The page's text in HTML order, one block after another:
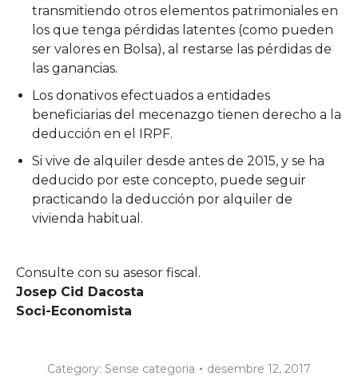
transmitiendo otros elementos patrimoniales en
los que tenga pérdidas latentes (como pueden
ser valores en Bolsa), al restarse las pérdidas de
las ganancias.
Los donativos efectuados a entidades
beneficiarias del mecenazgo tienen derecho a la
deducción en el IRPF.
Si vive de alquiler desde antes de 2015, y se ha
deducido por este concepto, puede seguir
practicando la deducción por alquiler de
vivienda habitual.
Consulte con su asesor fiscal.
Josep Cid Dacosta
Soci-Economista
Category: Sense categoria desembre 12, 2017